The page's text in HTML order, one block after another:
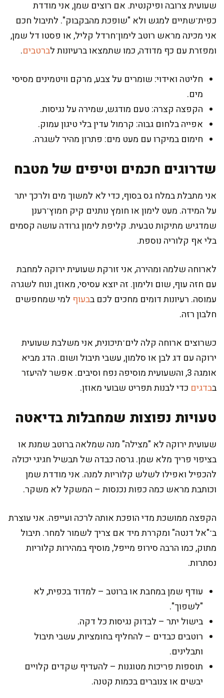
שעועית צרובה ופיקנטית. אם רוצים שמן, אני מודדת
כפית־שתיים למגש ולא "שופכת מהבקבוק". לתיבול חכם
אני מכינה מראש רוטב לימון־חרדל קליל, או פסטו דל שמן,
ומפזרת עם כף מדודה, כמו שתמצאו ברעיונות לברטבים.
חליטה ואידוי: שומרים על צבע, מרקם וויטמינים מסיסי
מים.
הקפצה קצרה: טעם מודגש, שמירה על נגיסות.
אפייה בלחום גבוה: קרמול עדין בלי טיגון עמוק.
חימום במיקרו עם מעט מים: פתרון מהיר לשגרה.
שדרוגים חכמים וטיפים של מטבח
אני מתבלת במלח גס בסוף, כדי לא למשוך מים ולרכך יתר
על המידה. מעט לימון או חומץ נותנים קיק חמוץ־רענן
שמדגיש מתיקות טבעית. קליפת לימון גרודה עושה קסמים
בלי אף קלוריה נוספת.
לארוחה שלמה ומהירה, אני זורקת שעועית ירוקה למחבת
עם חזה עוף, שום ולימון. זה יוצא עסיסי, מאוזן, ונוח לשגרה
עמוסה. רעיונות דומים מחכים לכם בבעוף למי שמחפשים
חלבון רזה.
כשרוצים ארוחה קלה לים־תיכונית, אני משלבת שעועית
ירוקה עם דג לבן או סלמון, עשבי תיבול ושום. הדג מביא
אומגה 3, והשעועית מוסיפה נפח וסיבים. אפשר להיעזר
בבדגים כדי לבנות תפריט שבועי מאוזן.
טעויות נפוצות שמחבלות בדיאטה
שעועית ירוקה לא "מצילה" מנה שמלאה ברוטב שמנת או
בציפוי פריך מלא שמן. גרסה כבדה של תבשיל חגיגי יכולה
להכפיל ואפילו לשלש קלוריות למנה. אני מודדת שמן
וכותבת מראש כמה כפות נכנסות – המשקל לא משקר.
הקפצה ממושכת מדי הופכת אותה לרכה ועייפה. אני עוצרת
ב־"אל דנטה" ומקררת מיד אם צריך לשמור למחר. תיבול
מתוק, כמו הרבה סירופ מייפל, מוסיף במהירות קלוריות
נסתרות.
עודף שמן במחבת או ברוטב – למדוד בכפית, לא
"לשפוך".
בישול יתר – לבדוק נגיסות כל דקה.
רוטבים כבדים – להחליף בחומציות, עשבי תיבול
ותבלינים.
תוספות פריכות מטוגנות – להעדיף שקדים קלויים
יבשים או צנוברים בכמות קטנה.